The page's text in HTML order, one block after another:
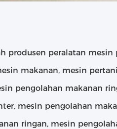
produsen peralatan
makanan, mesin
pengolahan makanan
mesin pengolahan
ringan, mesin